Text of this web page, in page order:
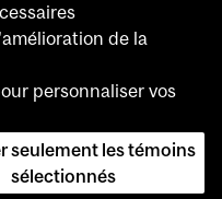
de la
personnaliser vos
seulement les témoins
sélectionnés